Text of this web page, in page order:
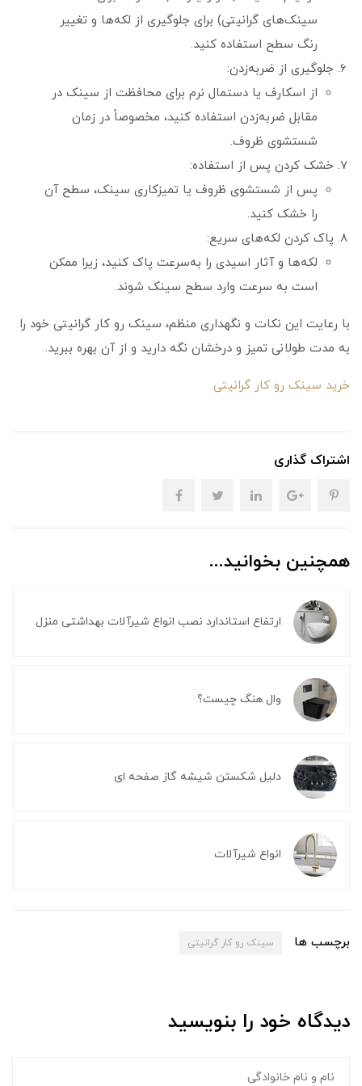
سینک‌های گرانیتی) برای جلوگیری از لکه‌ها و تغییر
رنگ سطح استفاده کنید.
جلوگیری از ضربه‌زدن:
از اسکارف یا دستمال نرم برای محافظت از سینک در
مقابل ضربه‌زدن استفاده کنید، مخصوصاً در زمان
شستشوی ظروف.
خشک کردن پس از استفاده:
پس از شستشوی ظروف یا تمیزکاری سینک، سطح آن
را خشک کنید.
پاک کردن لکه‌های سریع:
لکه‌ها و آثار اسیدی را به‌سرعت پاک کنید، زیرا ممکن
است به سرعت وارد سطح سینک شوند.
با رعایت این نکات و نگهداری منظم، سینک رو کار گرانیتی خود را
به مدت طولانی تمیز و درخشان نگه دارید و از آن بهره ببرید.
خرید سینک رو کار گرانیتی
اشتراک گذاری
همچنین بخوانید...
ارتفاع استاندارد نصب انواع شیرآلات بهداشتی منزل
وال هنگ چیست؟
دلیل شکستن شیشه گاز صفحه ای
انواع شیرآلات
برچسب ها سینک رو کار گرانیتی
دیدگاه خود را بنویسید